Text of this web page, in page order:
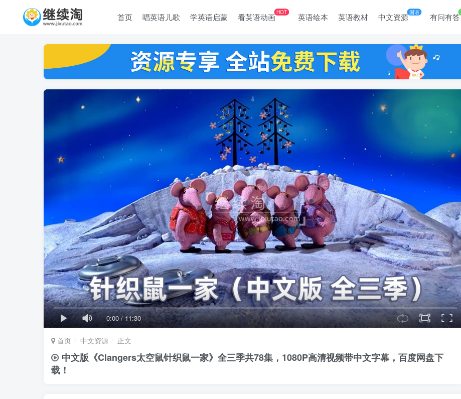
首页 唱英语儿歌 学英语启蒙 看英语动画HOT 英语绘本 英语教材 中文资源国语 有问有答
0:00/11:30
首页 中文资源 正文
中文版《Clangers太空鼠针织鼠一家》全三季共78集，1080P高清视频带中文字幕，百度网盘下
载！